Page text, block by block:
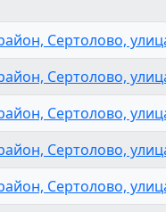
Сертолово,
Сертолово,
Сертолово,
Сертолово,
Сертолово,